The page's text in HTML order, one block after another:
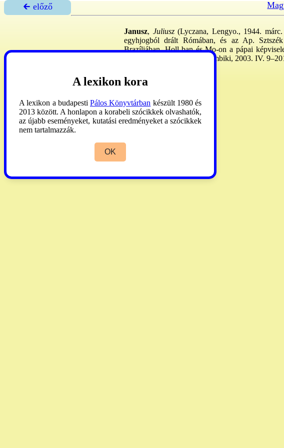
🡰 előző
Janusz, Juliusz(Lyczana, Lengyo., 1944.
egyhjogból drált Rómában, és az Ap.
Brazíliában, Holl-ban és Mo-on a pápai
ruandai, 1998. IX. 26: mozambiki, 2003. IV.
M. Kurír
A lexikon kora
A lexikon a budapesti Pálos Könyvtárban készült 1980 és
2013 között. A honlapon a korabeli szócikkek olvashatók,
az újabb eseményeket, kutatási eredményeket a szócikkek
nem tartalmazzák.
OK